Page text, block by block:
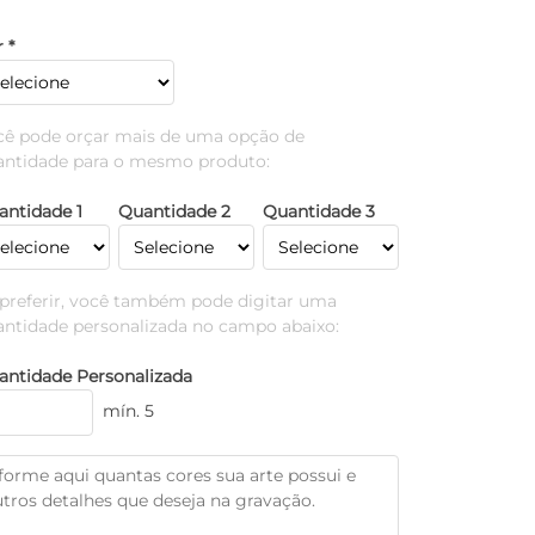
*
pode orçar mais de uma opção de
para o mesmo produto:
1 Quantidade 2 Quantidade 3
você também pode digitar uma
personalizada no campo abaixo:
Personalizada
mín. 5